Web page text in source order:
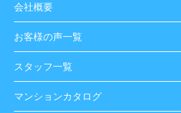
会社概要
お客様の声一覧
スタッフ一覧
マンションカタログ